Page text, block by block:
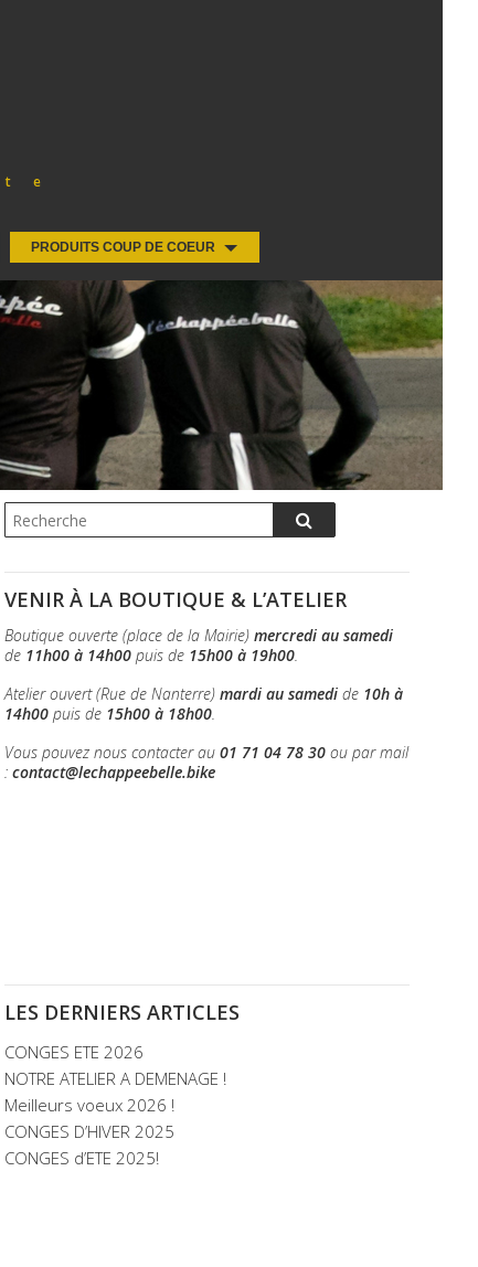
PRODUITS COUP DE COEUR
VENIR À LA BOUTIQUE & L’ATELIER
Boutique ouverte (place de la Mairie)mercredi au samedi
de 11h00 à 14h00 puis de 15h00 à 19h00.
Atelier ouvert (Rue de Nanterre)mardi au samedi de 10h à
14h00 puis de 15h00 à 18h00.
Vous pouvez nous contacter au01 71 04 78 30 ou par mail
:contact@lechappeebelle.bike
LES DERNIERS ARTICLES
CONGES ETE 2026
NOTRE ATELIER A DEMENAGE !
Meilleurs voeux 2026 !
CONGES D’HIVER 2025
CONGES d’ETE 2025!